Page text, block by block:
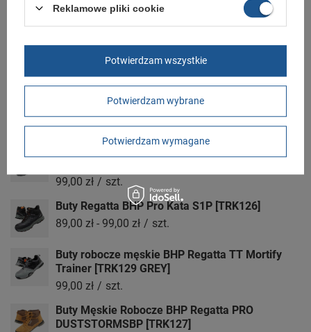
Zobacz również
Buty robocze BHP Regatta Rapide [TRK108-7VP]
szt.
Buty Męskie Robocze BHP Regatta Invective SBP
239,00 zł / szt.
Buty Meskie Robocze BHP Dismantle S1P
99,00 zł / szt.
Buty Regatta BHP Pro Kata S1P [TRK126]
89,00 zł - 99,00 zł / szt.
Buty robocze męskie BHP Regatta TT Mortify
Trainer [TRK129 GREY]
99,00 zł / szt.
Buty Męskie Robocze BHP Regatta PRO
DUSTSTORMSBP [TRK127]
Reklamowe pliki cookie
Potwierdzam wybrane
Potwierdzam wymagane
Potwierdzam wszystkie